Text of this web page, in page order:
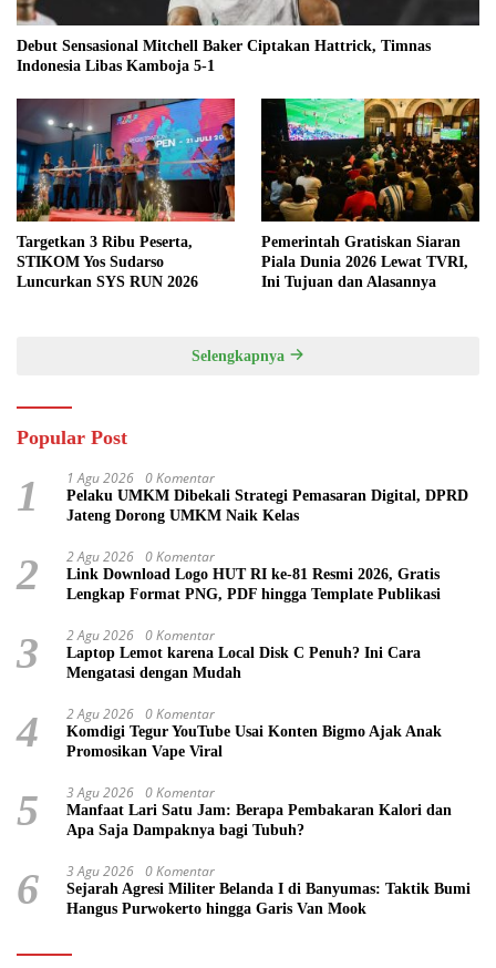
Debut Sensasional Mitchell Baker Ciptakan Hattrick, Timnas
Indonesia Libas Kamboja 5-1
Targetkan 3 Ribu Peserta,
STIKOM Yos Sudarso
Luncurkan SYS RUN 2026
Pemerintah Gratiskan Siaran
Piala Dunia 2026 Lewat TVRI,
Ini Tujuan dan Alasannya
Selengkapnya
Popular Post
1 1 Agu 2026 0 Komentar
Pelaku UMKM Dibekali Strategi Pemasaran Digital, DPRD
Jateng Dorong UMKM Naik Kelas
2 2 Agu 2026 0 Komentar
Link Download Logo HUT RI ke-81 Resmi 2026, Gratis
Lengkap Format PNG, PDF hingga Template Publikasi
3 2 Agu 2026 0 Komentar
Laptop Lemot karena Local Disk C Penuh? Ini Cara
Mengatasi dengan Mudah
4 2 Agu 2026 0 Komentar
Komdigi Tegur YouTube Usai Konten Bigmo Ajak Anak
Promosikan Vape Viral
5 3 Agu 2026 0 Komentar
Manfaat Lari Satu Jam: Berapa Pembakaran Kalori dan
Apa Saja Dampaknya bagi Tubuh?
6 3 Agu 2026 0 Komentar
Sejarah Agresi Militer Belanda I di Banyumas: Taktik Bumi
Hangus Purwokerto hingga Garis Van Mook